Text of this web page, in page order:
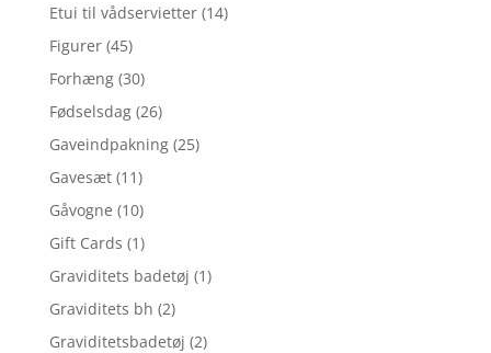
Etui til vådservietter (14)
Figurer (45)
Forhæng (30)
Fødselsdag (26)
Gaveindpakning (25)
Gavesæt (11)
Gåvogne (10)
Gift Cards (1)
Graviditets badetøj (1)
Graviditets bh (2)
Graviditetsbadetøj (2)